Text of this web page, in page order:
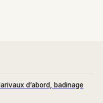
d’abord, badinage